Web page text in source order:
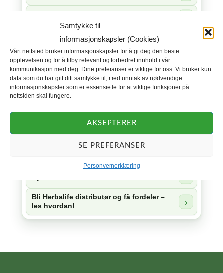
Samtykke til
informasjonskapsler (Cookies)
Vårt nettsted bruker informasjonskapsler for å gi deg den beste
opplevelsen og for å tilby relevant og forbedret innhold i vår
kommunikasjon med deg. Dine preferanser er viktige for oss. Vi bruker kun
data som du har gitt ditt samtykke til, med unntak av nødvendige
informasjonskapsler som er essensielle for at viktige funksjoner på
nettsiden skal fungere.
AKSEPTERER
SE PREFERANSER
Personvernerklæring
Herbalife sjokolade
Herbalife 24
Herbalife Skin
Bli Herbalife distributør og få fordeler –
les hvordan!